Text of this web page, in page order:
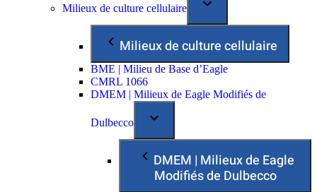
Milieux de culture cellulaire
Milieux de culture cellulaire
BME | Milieu de Base d’Eagle
CMRL 1066
DMEM | Milieux de Eagle Modifiés de
Dulbecco
DMEM | Milieux de Eagle
Modifiés de Dulbecco